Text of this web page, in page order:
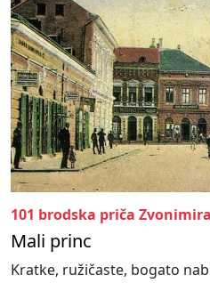
101 brodska priča
Mali princ
Kratke, ružičaste, bogato